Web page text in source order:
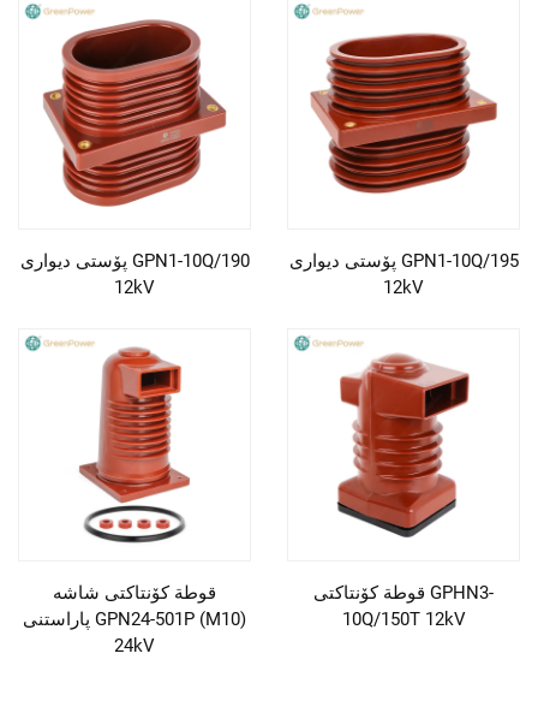
پۆستی دیواری GPN1-10Q/190
12kV
پۆستی دیواری GPN1-10Q/195
12kV
قوطة کۆنتاکتی شاشە
پاراستنی GPN24-501P (M10)
24kV
قوطة کۆنتاکتی GPHN3-
10Q/150T 12kV